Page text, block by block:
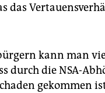
das
kann man
durch die NSA-
gekommen